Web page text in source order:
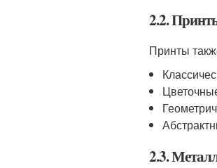
2.2.
Принты
2.3.